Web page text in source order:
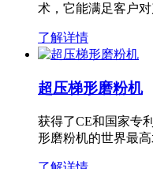
术，它能满足客户
了解详情
超压梯形磨粉机
获得了CE和国家专
形磨粉机的世界最